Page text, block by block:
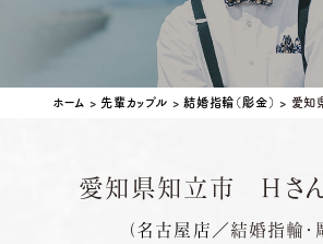
結婚指輪
ベビーリング 結婚
ホーム > 先輩カップル >結婚指輪（彫金） > 愛知
愛知県知立市 Ｈさん
（名古屋店／結婚指輪・
岐阜本店 TEL.058-
※祝日の場合は営業
名古屋店 TEL.052-